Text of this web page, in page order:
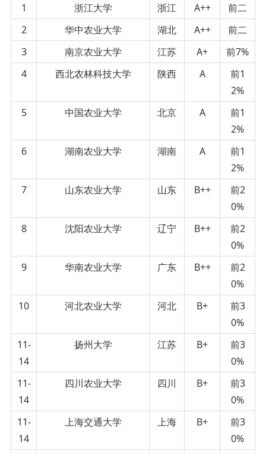
1
浙江大学 浙江 A++
前二
2
华中农业大学 湖北 A++
前二
3
南京农业大学 江苏 A+
前7%
4
西北农林科技大学 陕西 A
前1
2%
5
中国农业大学 北京 A
前1
2%
6
湖南农业大学 湖南 A
前1
2%
7
山东农业大学 山东 B++
前2
0%
8
沈阳农业大学 辽宁 B++
前2
0%
9
华南农业大学 广东 B++
前2
0%
10
河北农业大学 河北 B+
前3
0%
11-
14
扬州大学 江苏 B+
前3
0%
11-
14
四川农业大学 四川 B+
前3
0%
11-
14
上海交通大学 上海 B+
前3
0%